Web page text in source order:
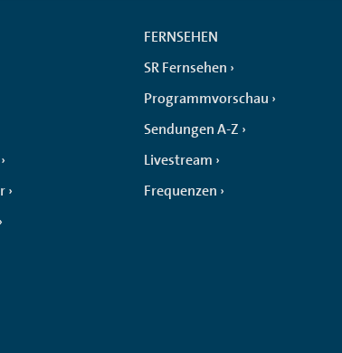
FERNSEHEN
SR Fernsehen
Programmvorschau
Sendungen A-Z
Livestream
Frequenzen